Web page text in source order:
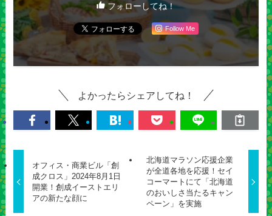
フォローしてね！
Follow Me
よかったらシェアしてね！
オフィス・商業ビル「創
成クロス」2024年8月1日
開業！創成イーストエリ
アの新たな顔に
北海道マラソン応援企業
が全道各地を応援！セイ
コーマートにて「北海道
のおいしさ当たるキャン
ペーン」を実施